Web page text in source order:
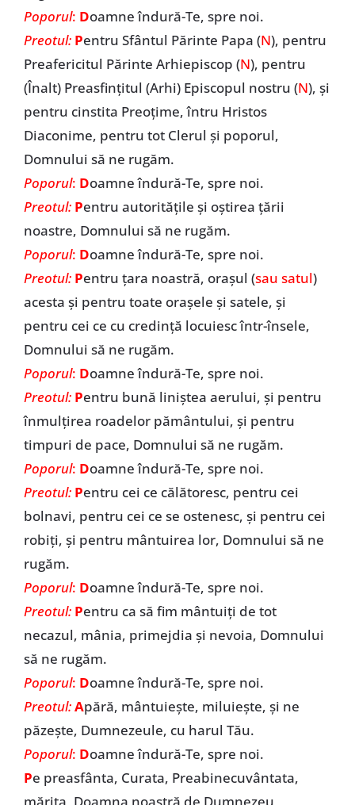
Poporul: Doamne îndură-Te, spre noi.
Preotul: Pentru Sfântul Părinte Papa (N), pentru
Preafericitul Părinte Arhiepiscop (N), pentru
(Înalt) Preasfințitul (Arhi) Episcopul nostru (N), și
pentru cinstita Preoțime, întru Hristos
Diaconime, pentru tot Clerul și poporul,
Domnului să ne rugăm.
Poporul: Doamne îndură-Te, spre noi.
Preotul: Pentru autoritățile și oștirea țării
noastre, Domnului să ne rugăm.
Poporul: Doamne îndură-Te, spre noi.
Preotul: Pentru țara noastră, orașul (sau satul)
acesta și pentru toate orașele și satele, și
pentru cei ce cu credință locuiesc într-însele,
Domnului să ne rugăm.
Poporul: Doamne îndură-Te, spre noi.
Preotul: Pentru bună liniștea aerului, și pentru
înmulțirea roadelor pământului, și pentru
timpuri de pace, Domnului să ne rugăm.
Poporul: Doamne îndură-Te, spre noi.
Preotul: Pentru cei ce călătoresc, pentru cei
bolnavi, pentru cei ce se ostenesc, și pentru cei
robiți, și pentru mântuirea lor, Domnului să ne
rugăm.
Poporul: Doamne îndură-Te, spre noi.
Preotul: Pentru ca să fim mântuiți de tot
necazul, mânia, primejdia și nevoia, Domnului
să ne rugăm.
Poporul: Doamne îndură-Te, spre noi.
Preotul:Apără, mântuiește, miluiește, și ne
păzește, Dumnezeule, cu harul Tău.
Poporul: Doamne îndură-Te, spre noi.
Pe preasfânta, Curata, Preabinecuvântata,